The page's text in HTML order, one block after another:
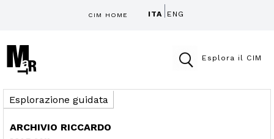
CIM HOME ITA ENG
Esplora il CIM
Esplorazione guidata
ARCHIVIO RICCARDO